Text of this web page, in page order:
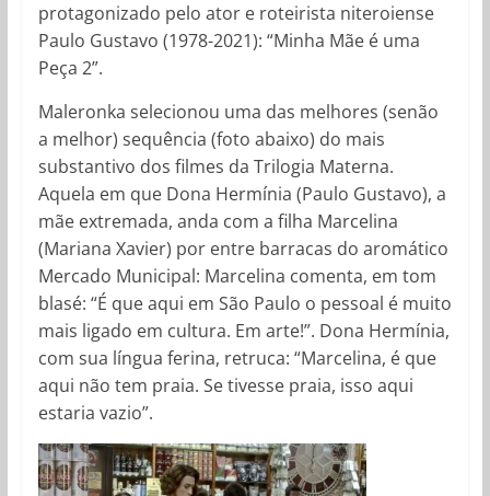
protagonizado pelo ator e roteirista niteroiense
Paulo Gustavo (1978-2021): “Minha Mãe é uma
Peça 2”.
Maleronka selecionou uma das melhores (senão
a melhor) sequência (foto abaixo) do mais
substantivo dos filmes da Trilogia Materna.
Aquela em que Dona Hermínia (Paulo Gustavo), a
mãe extremada, anda com a filha Marcelina
(Mariana Xavier) por entre barracas do aromático
Mercado Municipal: Marcelina comenta, em tom
blasé: “É que aqui em São Paulo o pessoal é muito
mais ligado em cultura. Em arte!”. Dona Hermínia,
com sua língua ferina, retruca: “Marcelina, é que
aqui não tem praia. Se tivesse praia, isso aqui
estaria vazio”.